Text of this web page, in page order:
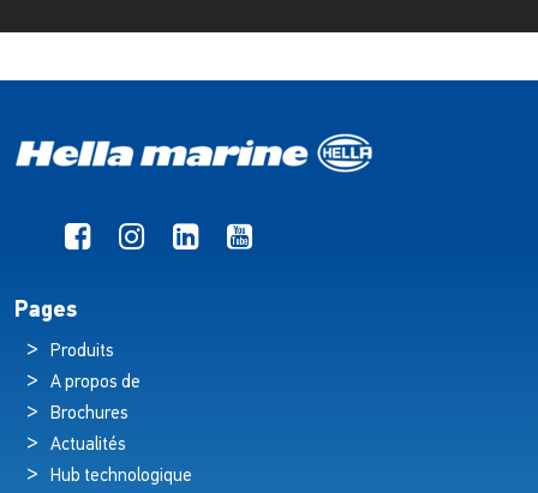
Pages
Produits
A propos de
Brochures
Actualités
Hub technologique